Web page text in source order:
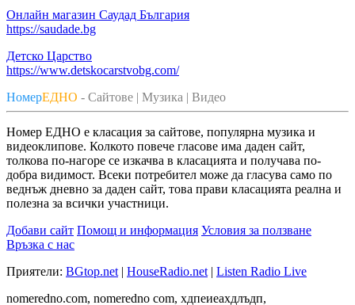
Онлайн магазин Саудад България
https://saudade.bg
Детско Царство
https://www.detskocarstvobg.com/
НомерЕДНО - Сайтове | Музика | Видео
Номер ЕДНО е класация за сайтове, популярна музика и
видеоклипове. Колкото повече гласове има даден сайт,
толкова по-нагоре се изкачва в класацията и получава по-
добра видимост. Всеки потребител може да гласува само по
веднъж дневно за даден сайт, това прави класацията реална и
полезна за всички участници.
Добави сайт Помощ и информация Условия за ползване
Връзка с нас
Приятели: BGtop.net | HouseRadio.net | Listen Radio Live
nomeredno.com, nomeredno com, хдпеиеахдлъдп,